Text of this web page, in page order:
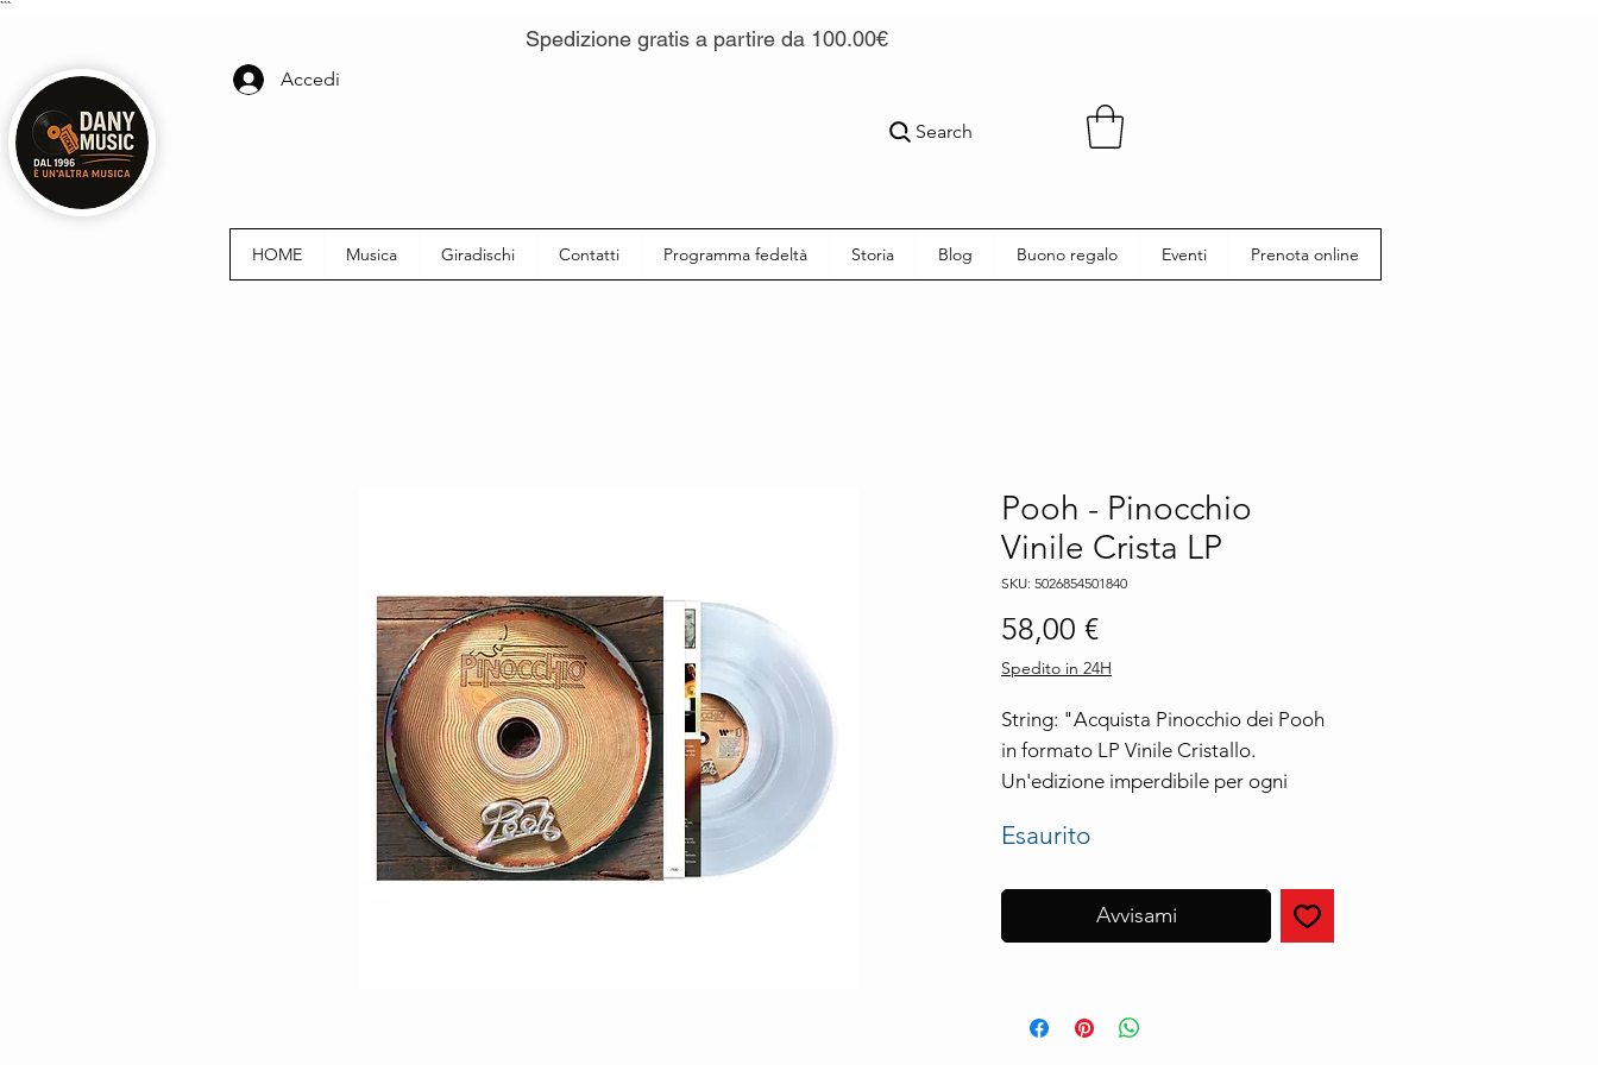
```
Spedizione gratis a partire da 100.00€
Accedi
Search
HOME Musica Giradischi Contatti Programma fedeltà Storia Blog Buono regalo Eventi Prenota online
Pooh - Pinocchio
Vinile Crista LP
SKU: 5026854501840
58,00 €Prezzo
Spedito in 24H
String: "Acquista Pinocchio dei Pooh
in formato LP Vinile Cristallo.
Un'edizione imperdibile per ogni
Esaurito
Avvisami